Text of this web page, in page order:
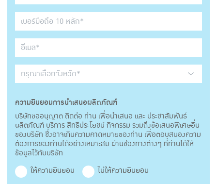
ความยินยอมการนำเสนอผลิตภัณฑ์
บริษัทขออนุญาต ติดต่อ ท่าน เพื่อนำเสนอ และ ประชาสัมพันธ์
ผลิตภัณฑ์ บริการ สิทธิประโยชน์ กิจกรรม รวมถึงข้อเสนอพิเศษอื่น
ของบริษัท ซึ่งอาจเกินความคาดหมายของท่าน เพื่อตอบสนองความ
ต้องการของท่านได้อย่างเหมาะสม ผ่านช่องทางต่างๆ ที่ท่านได้ให้
ข้อมูลไว้กับบริษัท
ให้ความยินยอม
ไม่ให้ความยินยอม